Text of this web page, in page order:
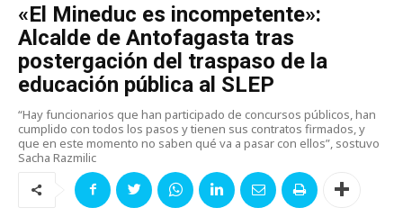
«El Mineduc es incompetente»:
Alcalde de Antofagasta tras
postergación del traspaso de la
educación pública al SLEP
“Hay funcionarios que han participado de concursos públicos, han
cumplido con todos los pasos y tienen sus contratos firmados, y
que en este momento no saben qué va a pasar con ellos”, sostuvo
Sacha Razmilic